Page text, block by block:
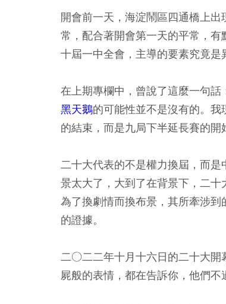
開會前一天，海淀鬧區四通橋上
常，配合著開會第一天的平常，
十屆一中全會，主導的要素究竟是
在上期專欄中，曾說了這麼一句
黑天鵝的可能性並不是沒有的。
的結束，而是九局下半延長賽的開
二十大代表的不是權力換屆，而
景太大了，大到了在背景下，二
為了換劇情而換布景，其所牽涉
的證據。
二○二二年十月十六日的二十大開
屍般的表情，都在告訴你，他們不